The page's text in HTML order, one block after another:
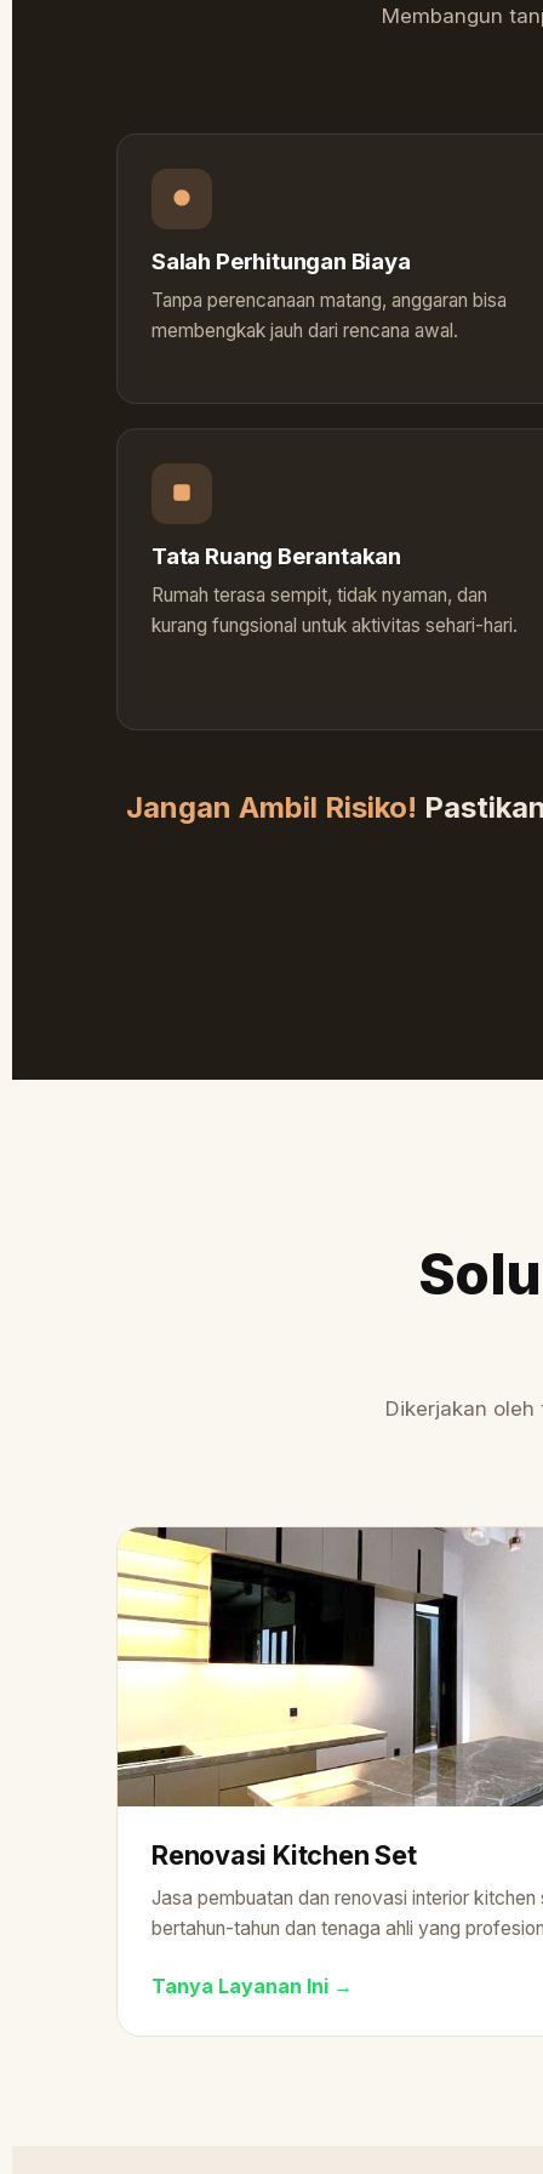
Membangun
Salah Perhitungan Biaya
Tanpa perencanaan matang, anggaran bisa
membengkak jauh dari rencana awal.
Tata Ruang Berantakan
Rumah terasa sempit, tidak nyaman, dan
kurang fungsional untuk aktivitas sehari-hari.
Jangan Ambil Risiko!
Dikerjakan
Renovasi Kitchen Set
Jasa pembuatan dan renovasi interior
bertahun-tahun dan tenaga ahli yang
Tanya Layanan Ini →